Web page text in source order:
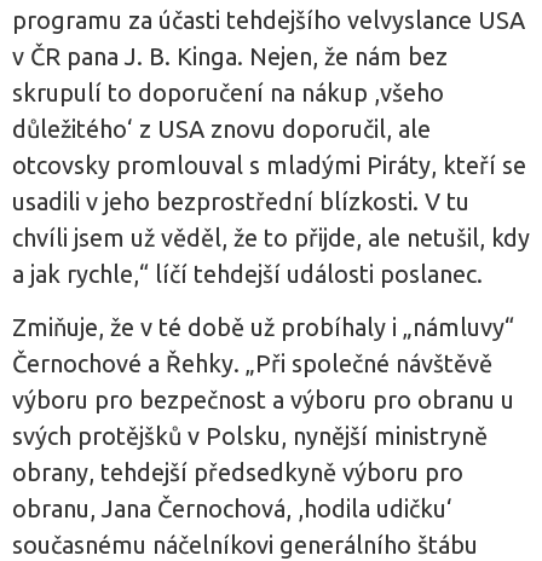
programu za účasti tehdejšího velvyslance USA
v ČR pana J. B. Kinga. Nejen, že nám bez
skrupulí to doporučení na nákup ,všeho
důležitého‘ z USA znovu doporučil, ale
otcovsky promlouval s mladými Piráty, kteří se
usadili v jeho bezprostřední blízkosti. V tu
chvíli jsem už věděl, že to přijde, ale netušil, kdy
a jak rychle,“ líčí tehdejší události poslanec.
Zmiňuje, že v té době už probíhaly i „námluvy“
Černochové a Řehky. „Při společné návštěvě
výboru pro bezpečnost a výboru pro obranu u
svých protějšků v Polsku, nynější ministryně
obrany, tehdejší předsedkyně výboru pro
obranu, Jana Černochová, ,hodila udičku‘
současnému náčelníkovi generálního štábu